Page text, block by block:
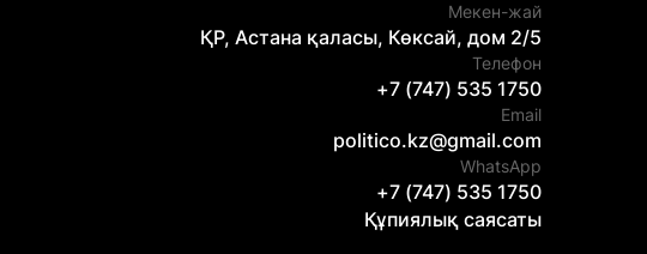
Мекен-жай
ҚР, Астана қаласы, Көксай, дом 2/5
Телефон
+7 (747) 535 1750
Email
politico.kz@gmail.com
WhatsApp
+7 (747) 535 1750
Құпиялық саясаты